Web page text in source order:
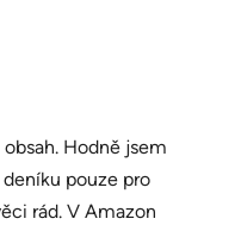
Hodně jsem
pouze pro
rád. V Amazon